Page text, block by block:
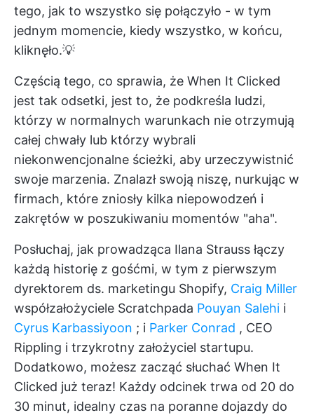
tego, jak to wszystko się połączyło - w tym
jednym momencie, kiedy wszystko, w końcu,
kliknęło.💡
Częścią tego, co sprawia, że When It Clicked
jest tak odsetki, jest to, że podkreśla ludzi,
którzy w normalnych warunkach nie otrzymują
całej chwały lub którzy wybrali
niekonwencjonalne ścieżki, aby urzeczywistnić
swoje marzenia. Znalazł swoją niszę, nurkując w
firmach, które zniosły kilka niepowodzeń i
zakrętów w poszukiwaniu momentów "aha".
Posłuchaj, jak prowadząca Ilana Strauss łączy
każdą historię z gośćmi, w tym z pierwszym
dyrektorem ds. marketingu Shopify, Craig Miller
współzałożyciele Scratchpada Pouyan Salehi i
Cyrus Karbassiyoon ; i Parker Conrad , CEO
Rippling i trzykrotny założyciel startupu.
Dodatkowo, możesz zacząć słuchać When It
Clicked już teraz! Każdy odcinek trwa od 20 do
30 minut, idealny czas na poranne dojazdy do